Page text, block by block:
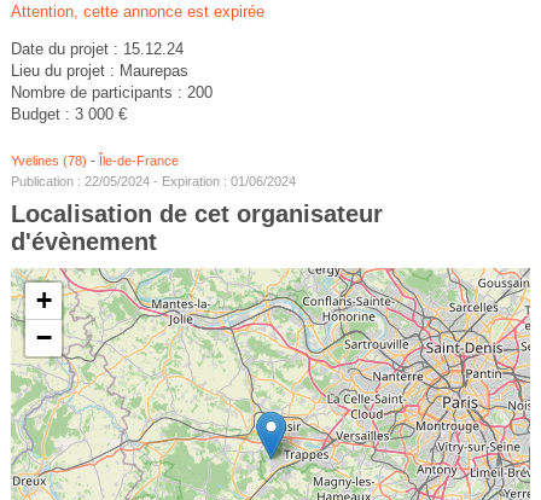
Attention, cette annonce est expirée
Date du projet : 15.12.24
Lieu du projet : Maurepas
Nombre de participants : 200
Budget : 3 000 €
Yvelines (78) - Île-de-France
Publication : 22/05/2024 - Expiration : 01/06/2024
Localisation de cet organisateur
d'évènement
+
−